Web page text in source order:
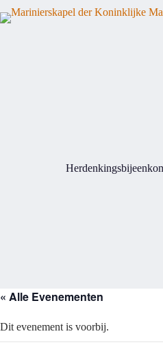
naar
« Alle Evenementen
Dit evenement is voorbij.